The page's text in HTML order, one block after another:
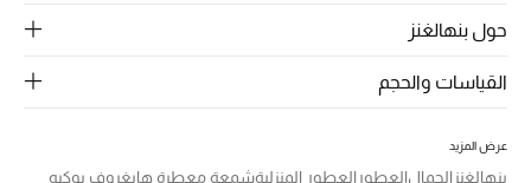
تشكيلة المناسبات للنساء
الحب للمحلي
حول بنهالغنز
القياسات والحجم
عرض المزيد
بنهالغنز الجمالالعطور العطور المنزليةشمعة معطرة هايغروف بوكيه